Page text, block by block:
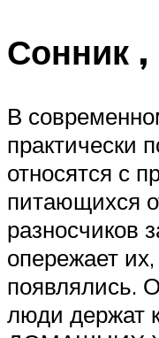
Сонник
В
практически
относятся с
питающихся
разносчиков
опережает
появлялись.
люди держат